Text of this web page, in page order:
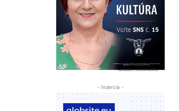
- Inzercia -